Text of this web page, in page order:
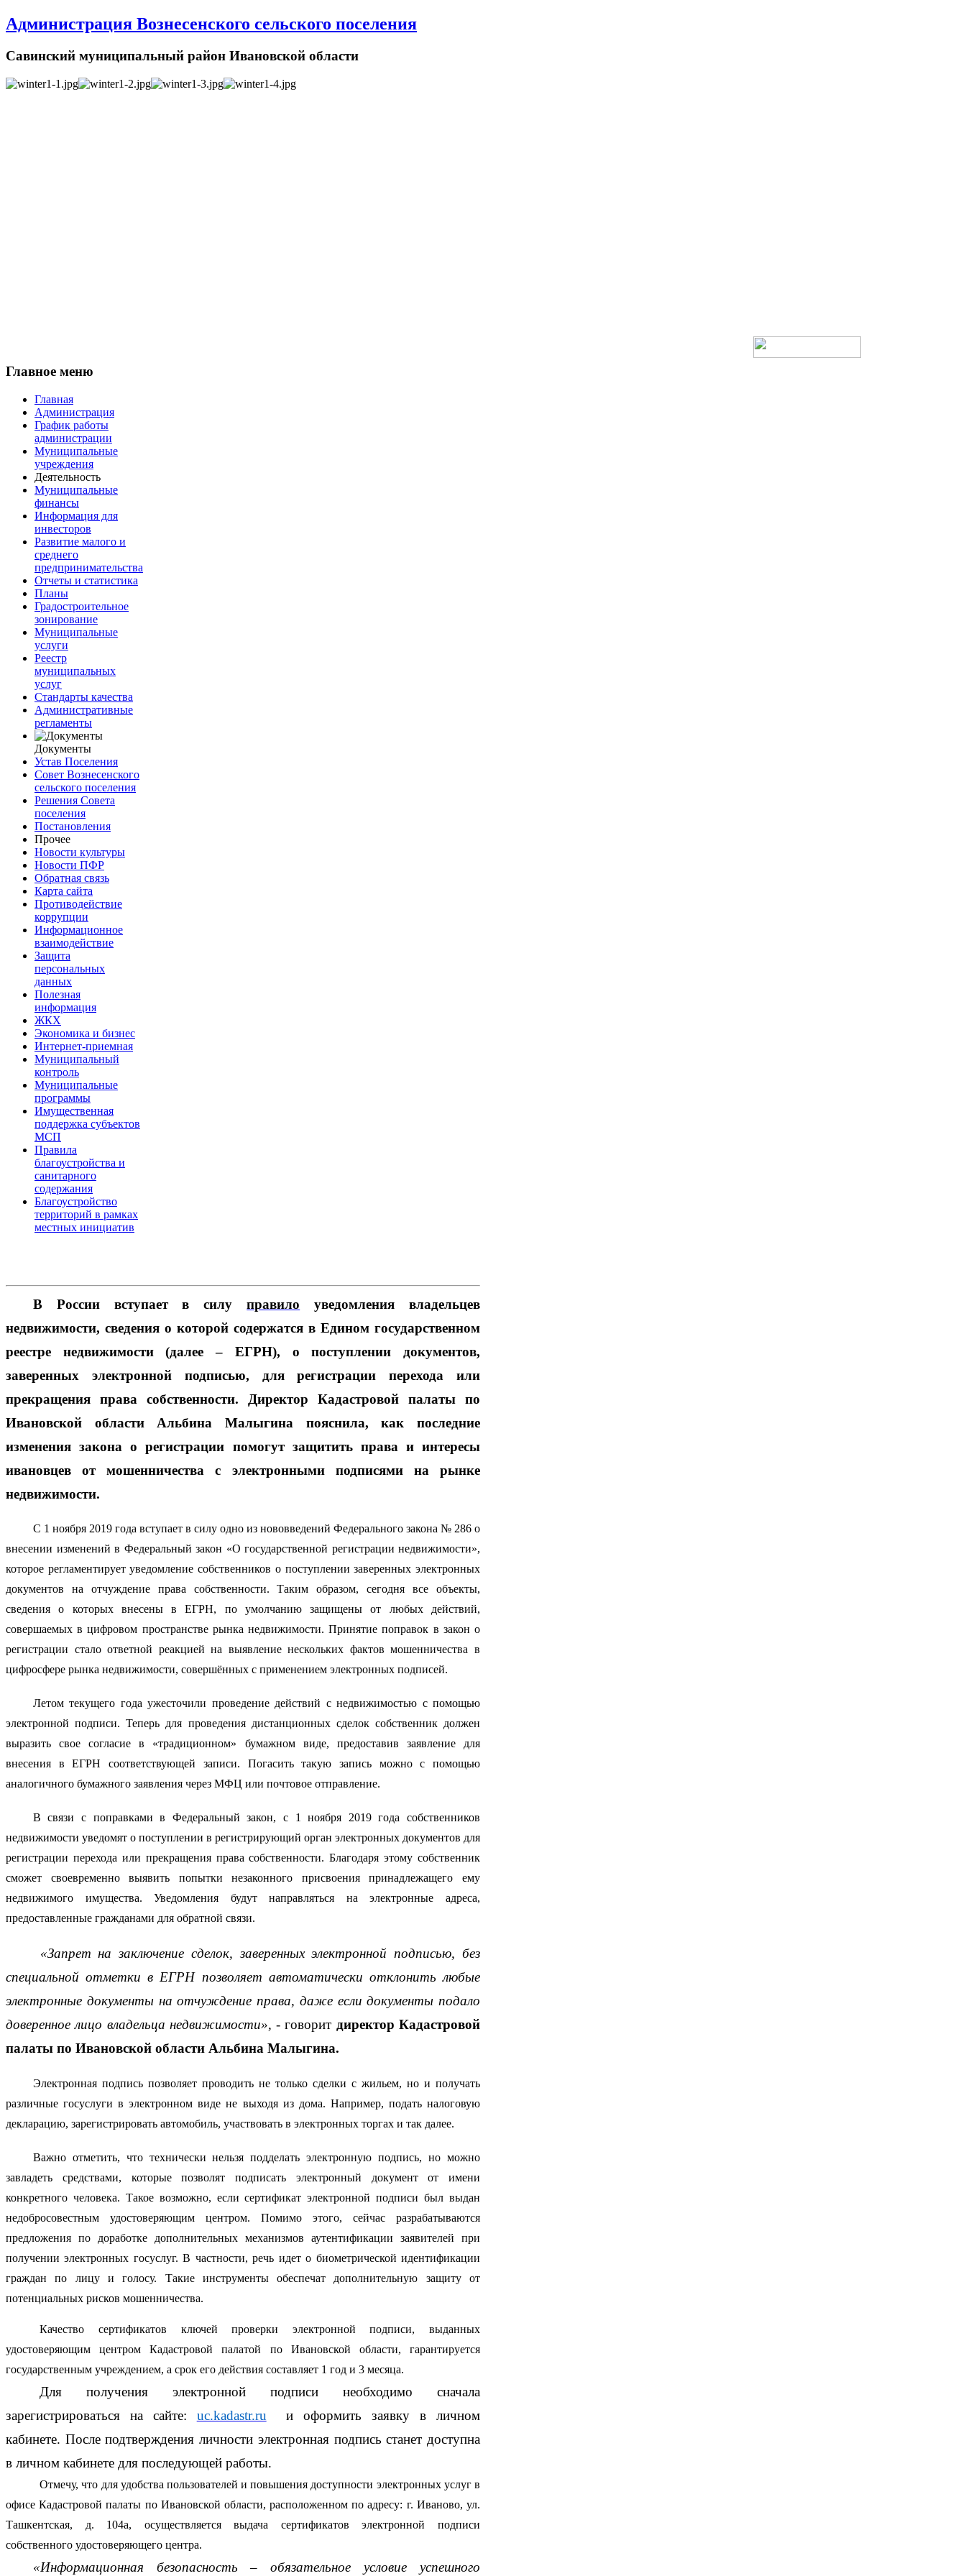
Администрация Вознесенского сельского поселения
Савинский муниципальный район Ивановской области
Главное меню
Главная
Администрация
График работы
администрации
Муниципальные
учреждения
Деятельность
Муниципальные
финансы
Информация для
инвесторов
Развитие малого и
среднего
предпринимательства
Отчеты и статистика
Планы
Градостроительное
зонирование
Муниципальные
услуги
Реестр
муниципальных
услуг
Стандарты качества
Административные
регламенты
Документы
Устав Поселения
Совет Вознесенского
сельского поселения
Решения Совета
поселения
Постановления
Прочее
Новости культуры
Новости ПФР
Обратная связь
Карта сайта
Противодействие
коррупции
Информационное
взаимодействие
Защита
персональных
данных
Полезная
информация
ЖКХ
Экономика и бизнес
Интернет-приемная
Муниципальный
контроль
Муниципальные
программы
Имущественная
поддержка субъектов
МСП
Правила
благоустройства и
санитарного
содержания
Благоустройство
территорий в рамках
местных инициатив
В России вступает в силу правило уведомления владельцев
недвижимости, сведения о которой содержатся в Едином государственном
реестре недвижимости (далее – ЕГРН), о поступлении документов,
заверенных электронной подписью, для регистрации перехода или
прекращения права собственности. Директор Кадастровой палаты по
Ивановской области Альбина Малыгина пояснила, как последние
изменения закона о регистрации помогут защитить права и интересы
ивановцев от мошенничества с электронными подписями на рынке
недвижимости.
С 1 ноября 2019 года вступает в силу одно из нововведений Федерального закона № 286 о
внесении изменений в Федеральный закон «О государственной регистрации недвижимости»,
которое регламентирует уведомление собственников о поступлении заверенных электронных
документов на отчуждение права собственности. Таким образом, сегодня все объекты,
сведения о которых внесены в ЕГРН, по умолчанию защищены от любых действий,
совершаемых в цифровом пространстве рынка недвижимости. Принятие поправок в закон о
регистрации стало ответной реакцией на выявление нескольких фактов мошенничества в
цифросфере рынка недвижимости, совершённых с применением электронных подписей.
Летом текущего года ужесточили проведение действий с недвижимостью с помощью
электронной подписи. Теперь для проведения дистанционных сделок собственник должен
выразить свое согласие в «традиционном» бумажном виде, предоставив заявление для
внесения в ЕГРН соответствующей записи. Погасить такую запись можно с помощью
аналогичного бумажного заявления через МФЦ или почтовое отправление.
В связи с поправками в Федеральный закон, с 1 ноября 2019 года собственников
недвижимости уведомят о поступлении в регистрирующий орган электронных документов для
регистрации перехода или прекращения права собственности. Благодаря этому собственник
сможет своевременно выявить попытки незаконного присвоения принадлежащего ему
недвижимого имущества. Уведомления будут направляться на электронные адреса,
предоставленные гражданами для обратной связи.
«Запрет на заключение сделок, заверенных электронной подписью, без
специальной отметки в ЕГРН позволяет автоматически отклонить любые
электронные документы на отчуждение права, даже если документы подало
доверенное лицо владельца недвижимости», - говорит директор Кадастровой
палаты по Ивановской области Альбина Малыгина.
Электронная подпись позволяет проводить не только сделки с жильем, но и получать
различные госуслуги в электронном виде не выходя из дома. Например, подать налоговую
декларацию, зарегистрировать автомобиль, участвовать в электронных торгах и так далее.
Важно отметить, что технически нельзя подделать электронную подпись, но можно
завладеть средствами, которые позволят подписать электронный документ от имени
конкретного человека. Такое возможно, если сертификат электронной подписи был выдан
недобросовестным удостоверяющим центром. Помимо этого, сейчас разрабатываются
предложения по доработке дополнительных механизмов аутентификации заявителей при
получении электронных госуслуг. В частности, речь идет о биометрической идентификации
граждан по лицу и голосу. Такие инструменты обеспечат дополнительную защиту от
потенциальных рисков мошенничества.
Качество сертификатов ключей проверки электронной подписи, выданных
удостоверяющим центром Кадастровой палатой по Ивановской области, гарантируется
государственным учреждением, а срок его действия составляет 1 год и 3 месяца.
Для получения электронной подписи необходимо сначала
зарегистрироваться на сайте: uc.kadastr.ru и оформить заявку в личном
кабинете. После подтверждения личности электронная подпись станет доступна
в личном кабинете для последующей работы.
Отмечу, что для удобства пользователей и повышения доступности электронных услуг в
офисе Кадастровой палаты по Ивановской области, расположенном по адресу: г. Иваново, ул.
Ташкентская, д. 104а, осуществляется выдача сертификатов электронной подписи
собственного удостоверяющего центра.
«Информационная безопасность – обязательное условие успешного